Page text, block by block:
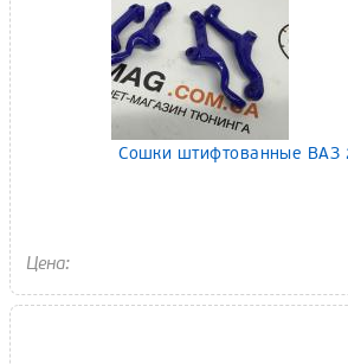
Сошки штифтованные ВАЗ